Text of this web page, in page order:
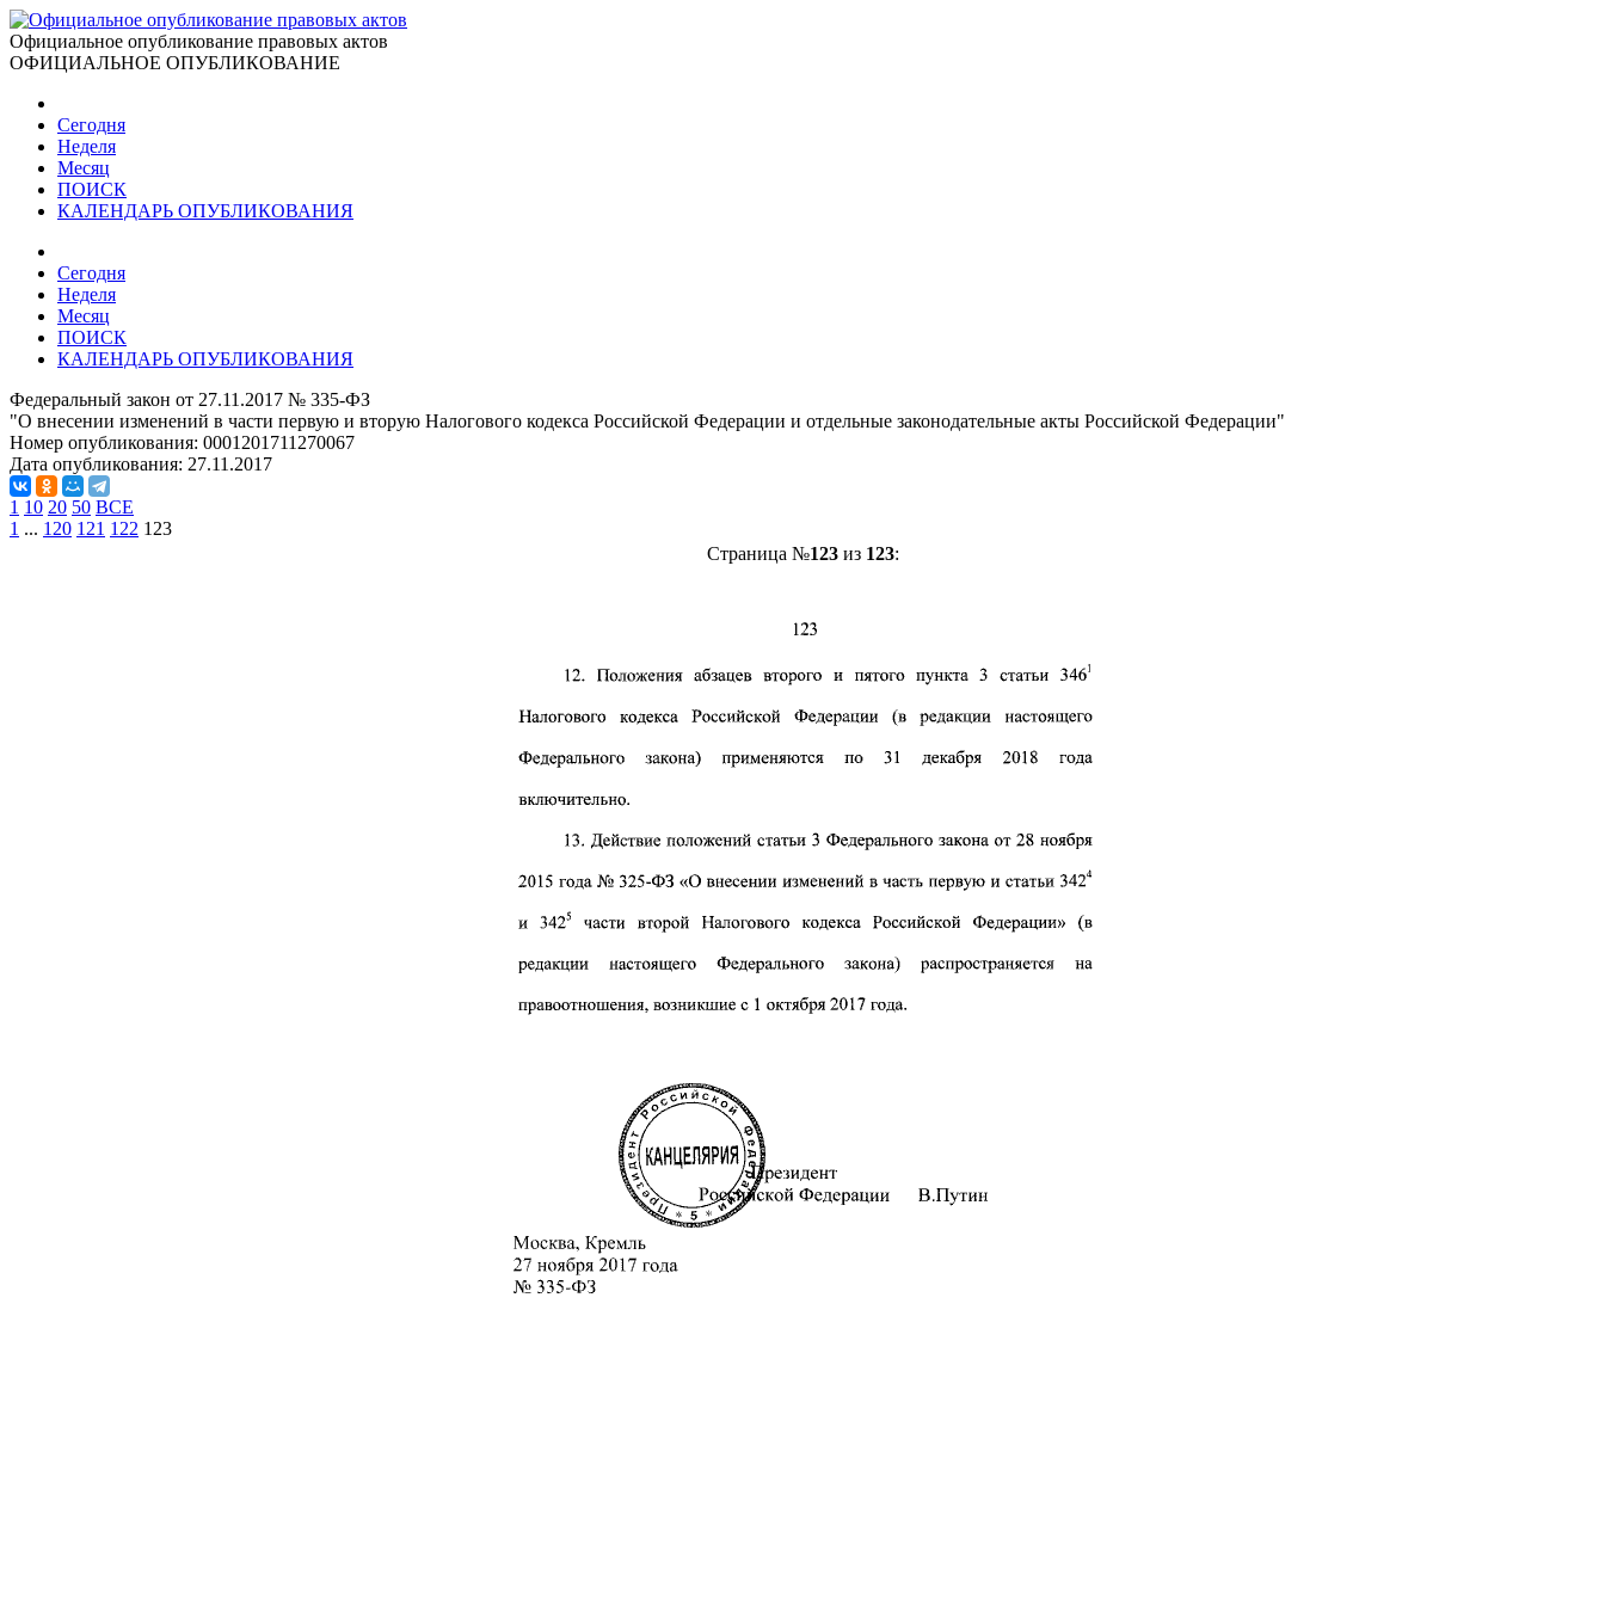
Официальное опубликование правовых актов
ОФИЦИАЛЬНОЕ ОПУБЛИКОВАНИЕ
Сегодня
Неделя
Месяц
ПОИСК
КАЛЕНДАРЬ ОПУБЛИКОВАНИЯ
Сегодня
Неделя
Месяц
ПОИСК
КАЛЕНДАРЬ ОПУБЛИКОВАНИЯ
Федеральный закон от 27.11.2017 № 335-ФЗ
"О внесении изменений в части первую и вторую Налогового кодекса Российской Федерации и отдельные законодательные акты Российской Федерации"
Номер опубликования: 0001201711270067
Дата опубликования: 27.11.2017
1 10 20 50 ВСЕ
1 ... 120 121 122 123
Страница №123из 123: